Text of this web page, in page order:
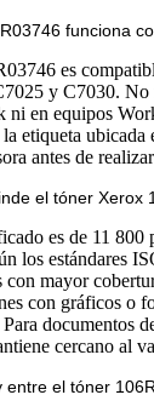
funciona
es
y C7030. No
ni en equipos
etiqueta ubicada
antes de
el tóner Xerox
es de 11 800
los estándares
con mayor
con gráficos o
documentos
cercano al
entre el tóner